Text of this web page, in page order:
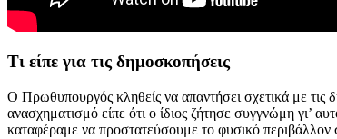
Τι είπε για τις δημοσκοπήσεις
Ο Πρωθυπουργός κληθείς να απαντήσει σχετικά με τις
ανασχηματισμό είπε ότι ο ίδιος ζήτησε συγγνώμη γι’
καταφέραμε να προστατεύσουμε το φυσικό